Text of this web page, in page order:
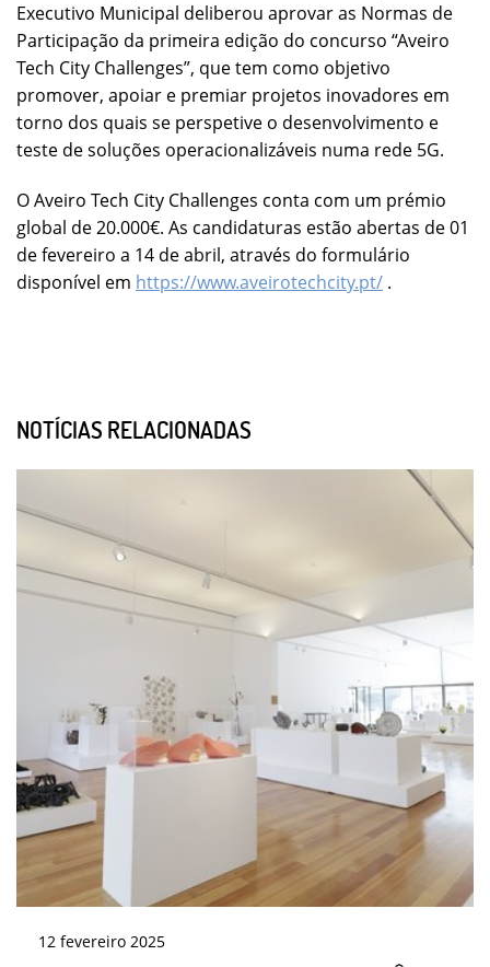
Executivo Municipal deliberou aprovar as Normas de
Participação da primeira edição do concurso “Aveiro
Tech City Challenges”, que tem como objetivo
promover, apoiar e premiar projetos inovadores em
torno dos quais se perspetive o desenvolvimento e
teste de soluções operacionalizáveis numa rede 5G.
O Aveiro Tech City Challenges conta com um prémio
global de 20.000€. As candidaturas estão abertas de 01
de fevereiro a 14 de abril, através do formulário
disponível em https://www.aveirotechcity.pt/ .
NOTÍCIAS RELACIONADAS
12 fevereiro 2025